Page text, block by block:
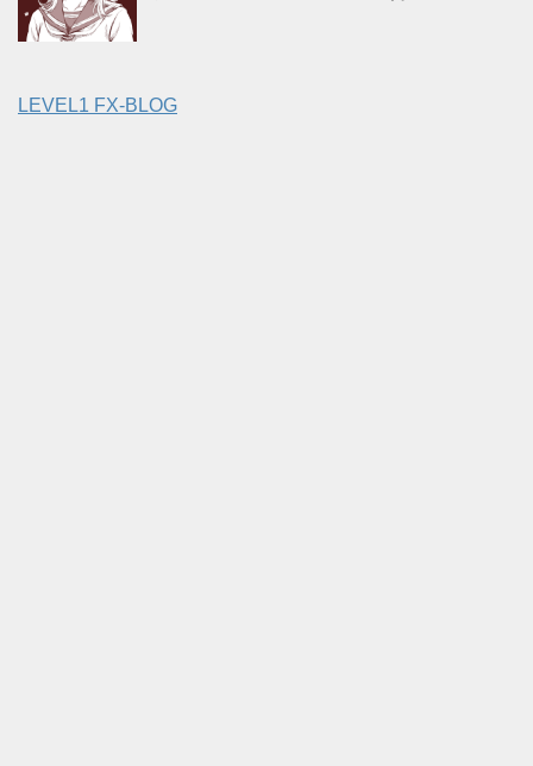
LEVEL1 FX-BLOG